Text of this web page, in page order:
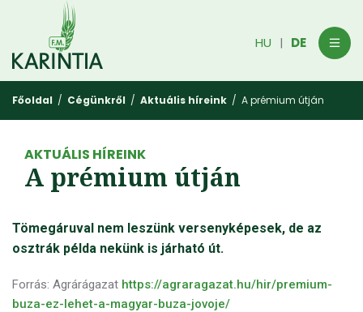
HU | DE
Főoldal / Cégünkről / Aktuális híreink / A prémium útján
AKTUÁLIS HÍREINK
A prémium útján
Tömegáruval nem leszünk versenyképesek, de az
osztrák példa nekünk is járható út.
Forrás: Agrárágazat https://agraragazat.hu/hir/premium-
buza-ez-lehet-a-magyar-buza-jovoje/